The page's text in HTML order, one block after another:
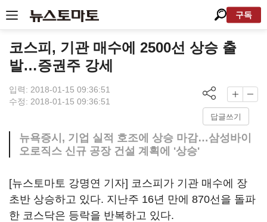
구독
코스피, 기관 매수에 2500선 상승 출
발…증권주 강세
입력: 2018-01-15 09:36:51
수정: 2018-01-15 09:36:51
답글쓰기
뉴욕증시, 기업 실적 호조에 상승 마감…삼성바이
오로직스 신규 공장 건설 계획에 '상승'
[뉴스토마토 강명연 기자] 코스피가 기관 매수에 장
초반 상승하고 있다. 지난주 16년 만에 870선을 돌파
한 코스닥은 등락을 반복하고 있다.